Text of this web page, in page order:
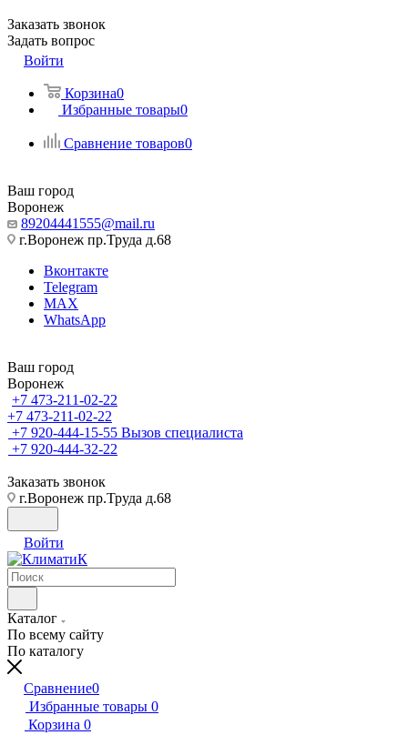
Заказать звонок
Задать вопрос
Войти
Корзина0
Избранные товары0
Сравнение товаров0
Ваш город
Воронеж
89204441555@mail.ru
г.Воронеж пр.Труда д.68
Вконтакте
Telegram
MAX
WhatsApp
Ваш город
Воронеж
+7 473-211-02-22
+7 473-211-02-22
+7 920-444-15-55 Вызов специалиста
+7 920-444-32-22
Заказать звонок
г.Воронеж пр.Труда д.68
Войти
Каталог
По всему сайту
По каталогу
Сравнение0
Избранные товары 0
Корзина 0